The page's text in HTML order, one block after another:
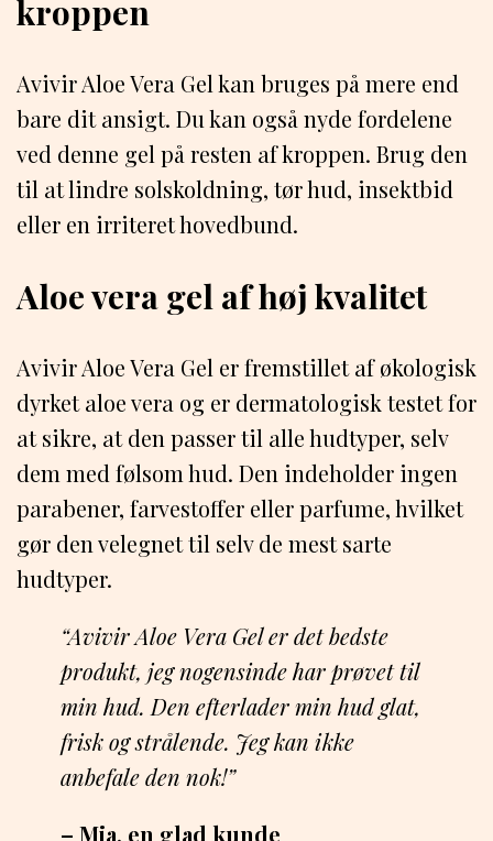
kroppen
Avivir Aloe Vera Gel kan bruges på mere end
bare dit ansigt. Du kan også nyde fordelene
ved denne gel på resten af kroppen. Brug den
til at lindre solskoldning, tør hud, insektbid
eller en irriteret hovedbund.
Aloe vera gel af høj kvalitet
Avivir Aloe Vera Gel er fremstillet af økologisk
dyrket aloe vera og er dermatologisk testet for
at sikre, at den passer til alle hudtyper, selv
dem med følsom hud. Den indeholder ingen
parabener, farvestoffer eller parfume, hvilket
gør den velegnet til selv de mest sarte
hudtyper.
“Avivir Aloe Vera Gel er det bedste
produkt, jeg nogensinde har prøvet til
min hud. Den efterlader min hud glat,
frisk og strålende. Jeg kan ikke
anbefale den nok!”
– Mia, en glad kunde